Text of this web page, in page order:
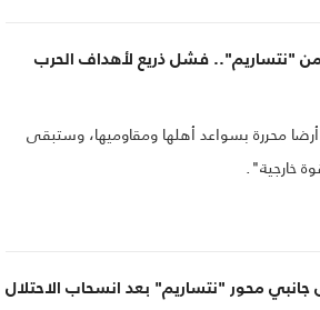
"نتساريم".. فشل ذريع لأهداف الحرب
محررة بسواعد أهلها ومقاوميها، وستبقى
خارجية".
محور "نتساريم" بعد انسحاب الاحتلال